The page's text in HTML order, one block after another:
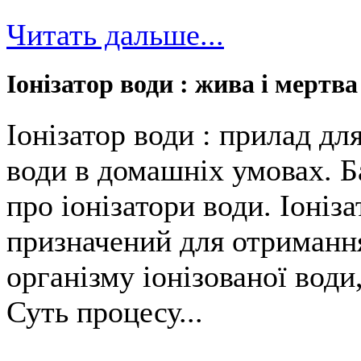
Читать дальше...
Іонізатор води : жива і
Іонізатор води : прилад
води в домашніх умовах.
про іонізатори води.
призначений для
організму іонізованої
Суть процесу...